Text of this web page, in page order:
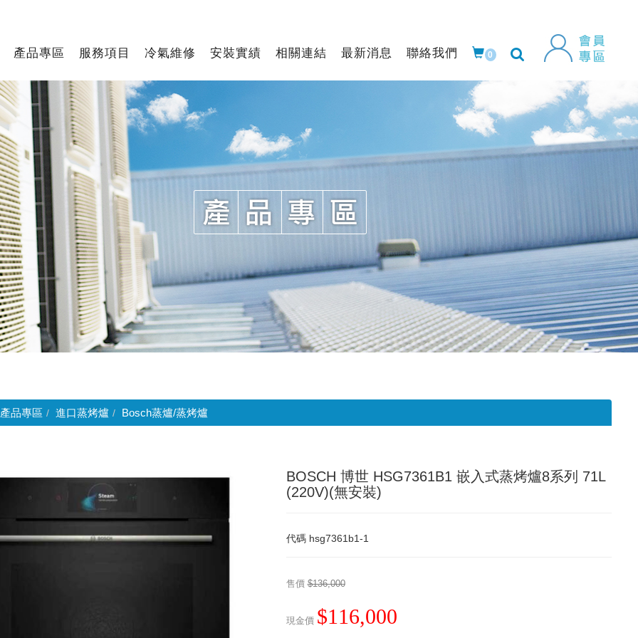
產品專區 服務項目 冷氣維修 安裝實績 相關連結 最新消息 聯絡我們 0
產品專區 進口蒸烤爐 Bosch蒸爐/蒸烤爐
BOSCH 博世 HSG7361B1 嵌入式蒸烤爐8系列 71L
(220V)(無安裝)
代碼 hsg7361b1-1
售價 $136,000
現金價 $116,000